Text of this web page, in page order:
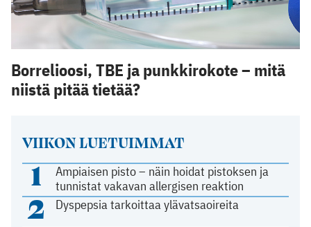
VIIKON LUETUIMMAT
1
Ampiaisen pisto – näin hoidat pistoksen ja
tunnistat vakavan allergisen reaktion
2 Dyspepsia tarkoittaa ylävatsaoireita
Borrelioosi, TBE ja punkkirokote – mitä
niistä pitää tietää?